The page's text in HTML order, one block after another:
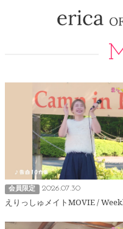
会員限定 2026.07.30